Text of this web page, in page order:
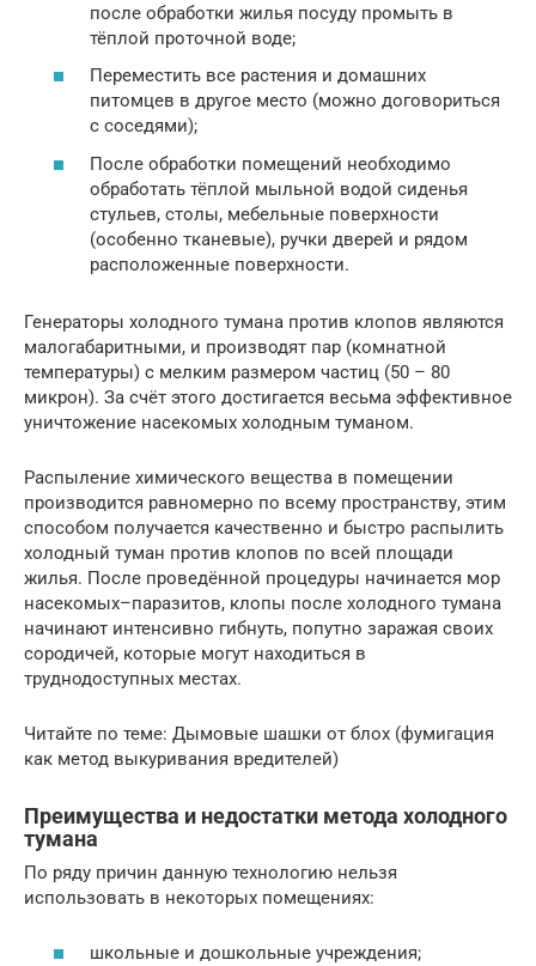
после обработки жилья посуду промыть в
тёплой проточной воде;
Переместить все растения и домашних
питомцев в другое место (можно договориться
с соседями);
После обработки помещений необходимо
обработать тёплой мыльной водой сиденья
стульев, столы, мебельные поверхности
(особенно тканевые), ручки дверей и рядом
расположенные поверхности.
Генераторы холодного тумана против клопов являются
малогабаритными, и производят пар (комнатной
температуры) с мелким размером частиц (50 – 80
микрон). За счёт этого достигается весьма эффективное
уничтожение насекомых холодным туманом.
Распыление химического вещества в помещении
производится равномерно по всему пространству, этим
способом получается качественно и быстро распылить
холодный туман против клопов по всей площади
жилья. После проведённой процедуры начинается мор
насекомых–паразитов, клопы после холодного тумана
начинают интенсивно гибнуть, попутно заражая своих
сородичей, которые могут находиться в
труднодоступных местах.
Читайте по теме: Дымовые шашки от блох (фумигация
как метод выкуривания вредителей)
Преимущества и недостатки метода холодного
тумана
По ряду причин данную технологию нельзя
использовать в некоторых помещениях:
школьные и дошкольные учреждения;